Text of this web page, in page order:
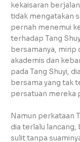
kekaisaran
tidak mengatakan
pernah menemui
terhadap Tang
bersamanya, mirip
akademis dan
pada Tang Shuyi,
bersama yang tak
persatuan mereka
Namun perkataan
dia terlalu lancang,
sulit tanpa